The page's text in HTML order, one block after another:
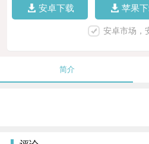
安卓下载 苹果
安卓市场，
简介